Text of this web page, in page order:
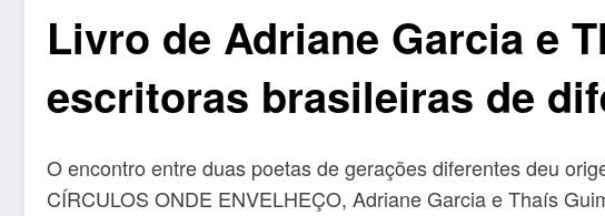
Livro de Adriane Garcia e
escritoras brasileiras de
O encontro entre duas poetas de gerações diferentes deu
CÍRCULOS ONDE ENVELHEÇO, Adriane Garcia e Thaís